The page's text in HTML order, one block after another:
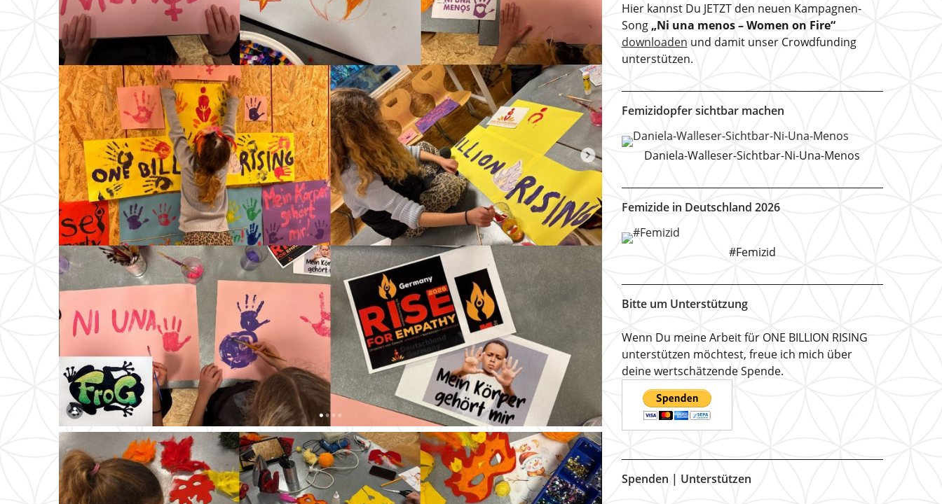
Hier kannst Du JETZT den neuen Kampagnen-
Song„Ni una menos – Women on Fire“
downloaden und damit unser Crowdfunding
unterstützen.
Femizidopfer sichtbar machen
Daniela-Walleser-Sichtbar-Ni-Una-Menos
Femizide in Deutschland 2026
#Femizid
Bitte um Unterstützung
Wenn Du meine Arbeit für ONE BILLION RISING
unterstützen möchtest, freue ich mich über
deine wertschätzende Spende.
Spenden | Unterstützen